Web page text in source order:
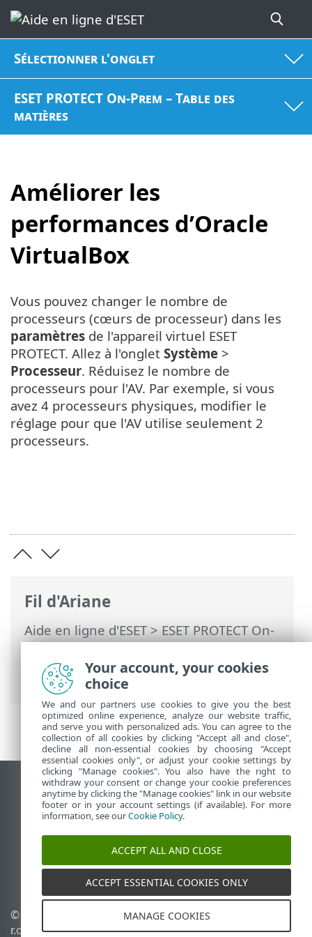
Sélectionner l'onglet
ESET PROTECT On-Prem – Table des
matières
Améliorer les
performances d’Oracle
VirtualBox
Fil d'Ariane
Aide en ligne d'ESET>ESET PROTECT On-
Prem>FAQ sur l'appliance virtuelle ESET
PROTECT
> Améliorer les performances
d’Oracle VirtualBox
Vous pouvez changer le nombre de
processeurs (cœurs de processeur) dans les
paramètres de l'appareil virtuel ESET
PROTECT. Allez à l'onglet Système >
Processeur. Réduisez le nombre de
processeurs pour l'AV. Par exemple, si vous
avez 4 processeurs physiques, modifier le
réglage pour que l'AV utilise seulement 2
processeurs.
Afficher le site pour ordinateur de bureau
End of Life
Base de connaissances ESET
Forum ESET
ESET Status Portal
Assistance régionale
© 1992 - 2026 ESET, spol. s
r.o. - Tous droits réservés.
Gérer les témoins
Politique relative aux
Your account, your cookies
choice
We and our partners use cookies to give you the best
optimized online experience, analyze our website traffic,
and serve you with personalized ads. You can agree to the
collection of all cookies by clicking "Accept all and close",
decline all non-essential cookies by choosing "Accept
essential cookies only", or adjust your cookie settings by
clicking "Manage cookies". You also have the right to
withdraw your consent or change your cookie preferences
anytime by clicking the "Manage cookies" link in our website
footer or in your account settings (if available). For more
information, see ourCookie Policy.
ACCEPT ALL AND CLOSE
ACCEPT ESSENTIAL COOKIES ONLY
MANAGE COOKIES